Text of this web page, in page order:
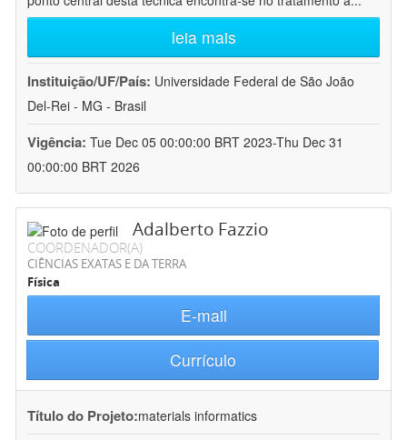
leia mais
Instituição/UF/País: Universidade Federal de São João
Del-Rei - MG - Brasil
Vigência: Tue Dec 05 00:00:00 BRT 2023-Thu Dec 31
00:00:00 BRT 2026
Adalberto Fazzio
COORDENADOR(A)
CIÊNCIAS EXATAS E DA TERRA
Física
E-mail
Currículo
Título do Projeto:materials informatics